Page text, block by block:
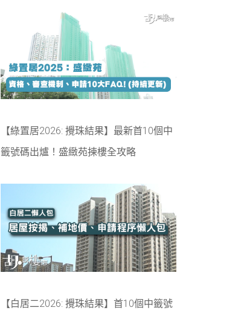
【綠置居2026: 攪珠結果】最新首10個中
籤號碼出爐！盛緻苑揀樓全攻略
【白居二2026: 攪珠結果】首10個中籤號